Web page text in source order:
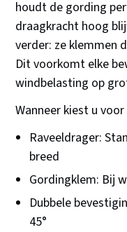
houdt de gording
draagkracht hoog
verder: ze klemmen
Dit voorkomt elke
windbelasting op
Wanneer kiest u
Raveeldrager:
breed
Gordingklem: Bij
Dubbele
45°